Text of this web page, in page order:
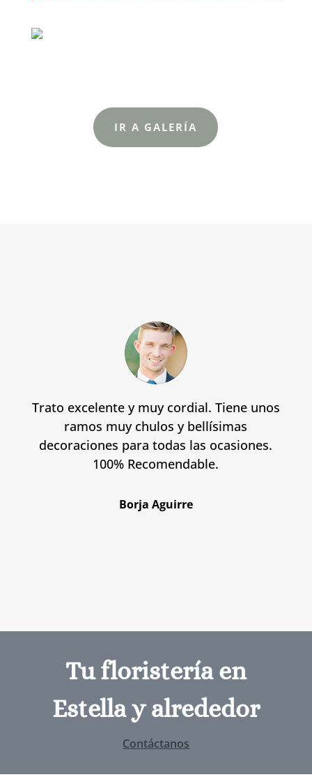
IR A GALERÍA
Trato excelente y muy cordial. Tiene unos
ramos muy chulos y bellísimas
decoraciones para todas las ocasiones.
100% Recomendable.
Borja Aguirre
Tu floristería en
Estella y alrededor
Contáctanos